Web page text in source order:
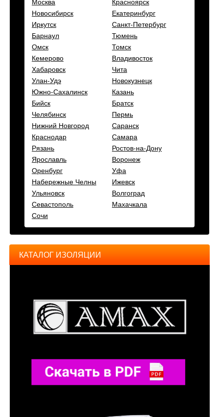
Новосибирск
Екатеринбург
Иркутск
Санкт-Петербург
Барнаул
Тюмень
Омск
Томск
Кемерово
Владивосток
Хабаровск
Чита
Улан-Удэ
Новокузнецк
Южно-Сахалинск
Казань
Бийск
Братск
Челябинск
Пермь
Нижний Новгород
Саранск
Краснодар
Самара
Рязань
Ростов-на-Дону
Ярославль
Воронеж
Оренбург
Уфа
Набережные Челны
Ижевск
Ульяновск
Волгоград
Севастополь
Махачкала
Сочи
КАТАЛОГ ИЗОЛЯЦИИ